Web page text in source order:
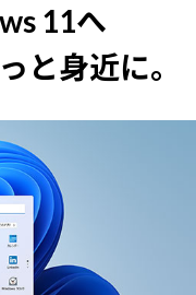
11へ
と身近に。